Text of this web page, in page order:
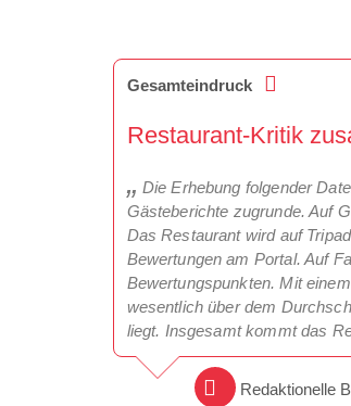
Gesamteindruck
Restaurant-Kritik
Die Erhebung folgender
Gästeberichte zugrunde. Auf
Das Restaurant wird auf
Bewertungen am Portal. Auf
Bewertungspunkten. Mit
wesentlich über dem
liegt. Insgesamt kommt das
Redaktionelle